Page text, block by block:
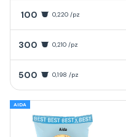
100 0,220 /pz
300 0,210 /pz
500 0,198 /pz
AIDA